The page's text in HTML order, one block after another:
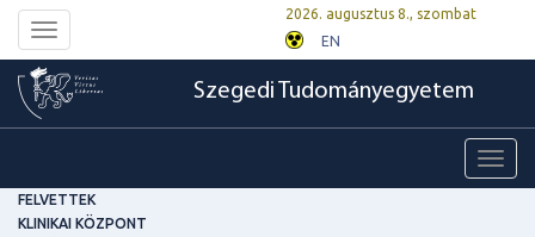
Toggle
navigation
2026. augusztus 8., szombat
EN
Szegedi Tudományegyetem
FELVETTEK
KLINIKAI KÖZPONT